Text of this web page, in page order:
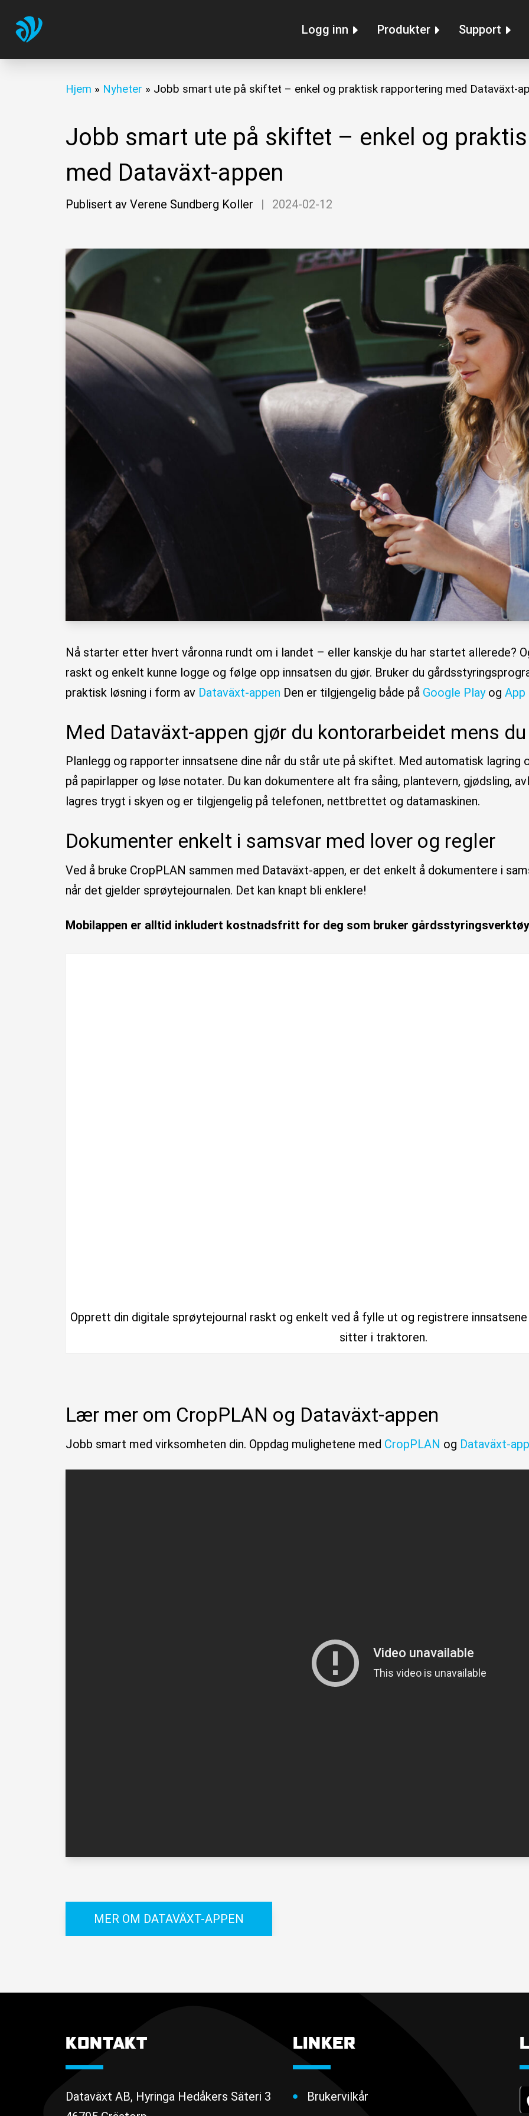
Logg inn Produkter Support
Hjem » Nyheter » Jobb smart ute på skiftet – enkel og praktisk rapportering med Dataväxt-
Jobb smart ute på skiftet – enkel og
med Dataväxt-appen
Publisert av Verene Sundberg Koller 2024-02-12
Nå starter etter hvert våronna rundt om i landet – eller kanskje du har startet allerede?
raskt og enkelt kunne logge og følge opp innsatsen du gjør. Bruker du
praktisk løsning i form av Dataväxt-appen Den er tilgjengelig både på Google Playog App
Med Dataväxt-appen gjør du kontorarbeidet mens
Planlegg og rapporter innsatsene dine når du står ute på skiftet. Med automatisk lagring
på papirlapper og løse notater. Du kan dokumentere alt fra såing, plantevern, gjødsling,
lagres trygt i skyen og er tilgjengelig på telefonen, nettbrettet og datamaskinen.
Dokumenter enkelt i samsvar med lover og regler
Ved å bruke CropPLAN sammen med Dataväxt-appen, er det enkelt å dokumentere i
når det gjelder sprøytejournalen. Det kan knapt bli enklere!
Mobilappen er alltid inkludert kostnadsfritt for deg som bruker
Opprett din digitale sprøytejournal raskt og enkelt ved å fylle ut og registrere
sitter i traktoren.
Lær mer om CropPLAN og Dataväxt-appen
Jobb smart med virksomheten din. Oppdag mulighetene med CropPLAN og Dataväxt-
MER OM DATAVÄXT-APPEN
KONTAKT
Dataväxt AB, Hyringa Hedåkers Säteri 3
LINKER
Brukervilkår